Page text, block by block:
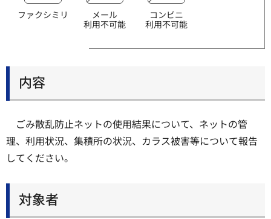
ファクシミリ
メール
利用不可能
コンビニ
利用不可能
内容
ごみ散乱防止ネットの使用結果について、ネットの管
理、利用状況、集積所の状況、カラス被害等について報告
してください。
対象者